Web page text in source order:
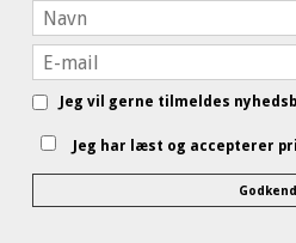
Jeg vil gerne tilmeldes
Jeg har læst og accepterer
Godkend